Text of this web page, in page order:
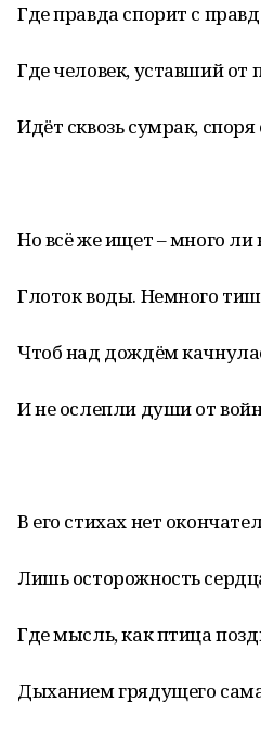
Где правда спорит с
Где человек, уставший от
Идёт сквозь сумрак, споря
Но всё же ищет – много ли
Глоток воды. Немного
Чтоб над дождём
И не ослепли души от
В его стихах нет
Лишь осторожность
Где мысль, как птица
Дыханием грядущего